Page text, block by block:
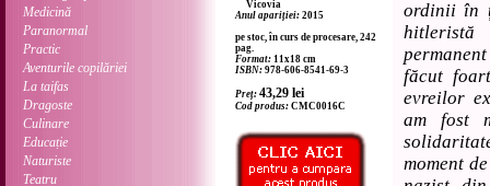
Medicină
Paranormal
Practic
Aventurile copilăriei
La taifas
Dragoste
Culinare
Educație
Naturiste
Teatru
Vicovia
Anul apariției: 2015
pe stoc, în curs de procesare, 242
pag.
Format: 11x18 cm
ISBN: 978-606-8541-69-3
Preț: 43,29 lei
Cod produs: CMC0016C
ordinii în
făcut
evreilor
am fost
moment